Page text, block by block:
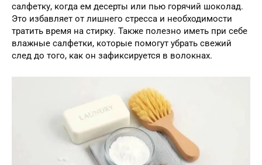
салфетку, когда ем десерты или пью горячий шоколад.
Это избавляет от лишнего стресса и необходимости
тратить время на стирку. Также полезно иметь при себе
влажные салфетки, которые помогут убрать свежий
след до того, как он зафиксируется в волокнах.